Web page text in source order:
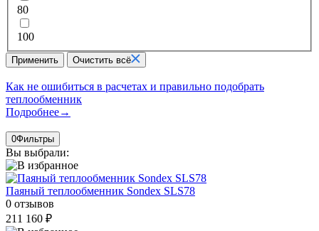
80
100
Применить Очистить всё
Как не ошибиться в расчетах и правильно подобрать
теплообменник
Подробнее→
0Фильтры
Вы выбрали:
Паяный теплообменник Sondex SLS78
0 отзывов
211 160 ₽